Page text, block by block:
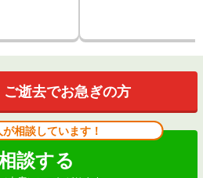
ご逝去でお急ぎの方
相談しています！
談する